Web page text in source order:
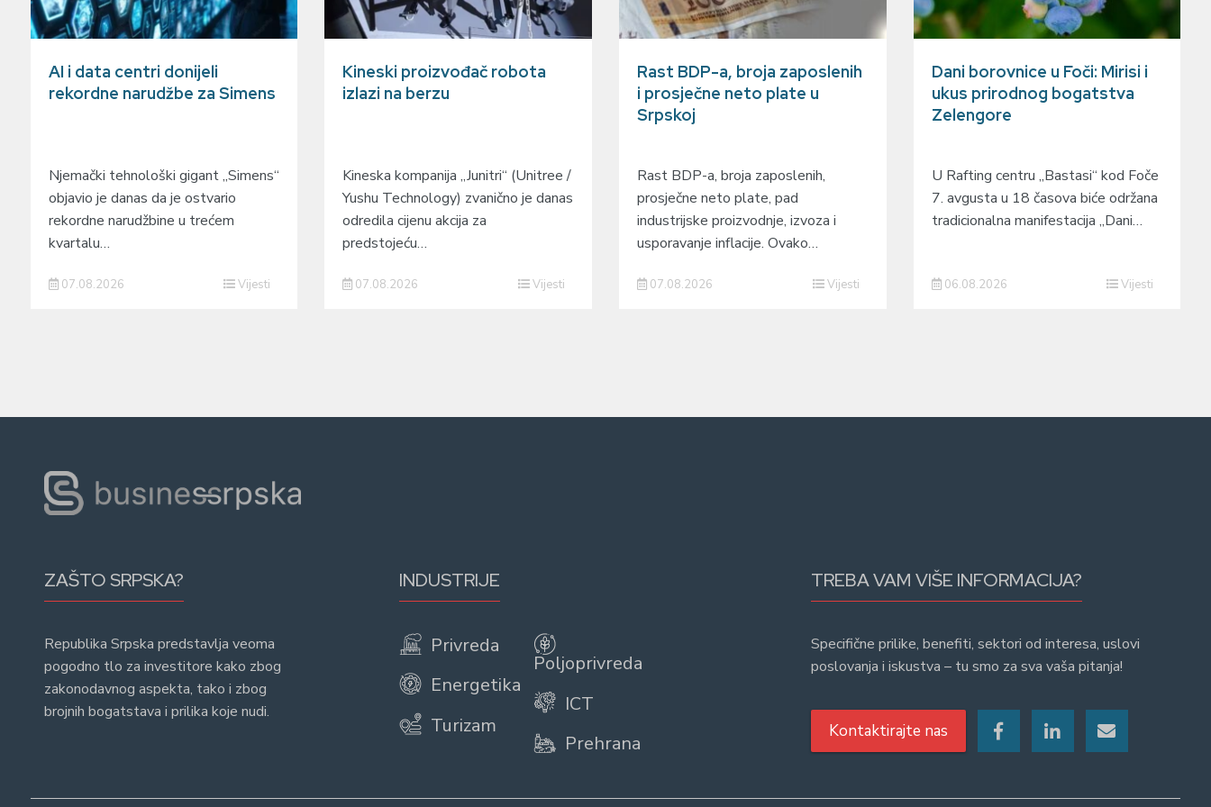
AI i data centri donijeli
rekordne narudžbe za Simens
Njemački tehnološki gigant „Simens“
objavio je danas da je ostvario
rekordne narudžbine u trećem
kvartalu…
07.08.2026 Vijesti
Kineski proizvođač robota
izlazi na berzu
Kineska kompanija „Junitri“ (Unitree /
Yushu Technology) zvanično je danas
odredila cijenu akcija za
predstojeću…
07.08.2026 Vijesti
Rast BDP-a, broja zaposlenih
i prosječne neto plate u
Srpskoj
Rast BDP-a, broja zaposlenih,
prosječne neto plate, pad
industrijske proizvodnje, izvoza i
usporavanje inflacije. Ovako…
07.08.2026 Vijesti
Dani borovnice u Foči: Mirisi i
ukus prirodnog bogatstva
Zelengore
U Rafting centru „Bastasi“ kod Foče
7. avgusta u 18 časova biće održana
tradicionalna manifestacija „Dani…
06.08.2026 Vijesti
ZAŠTO SRPSKA?
Republika Srpska predstavlja veoma
pogodno tlo za investitore kako zbog
zakonodavnog aspekta, tako i zbog
brojnih bogatstava i prilika koje nudi.
INDUSTRIJE
Privreda
Energetika
Turizam
Poljoprivreda
ICT
Prehrana
TREBA VAM VIŠE INFORMACIJA?
Specifične prilike, benefiti, sektori od interesa, uslovi
poslovanja i iskustva – tu smo za sva vaša pitanja!
Kontaktirajte nas